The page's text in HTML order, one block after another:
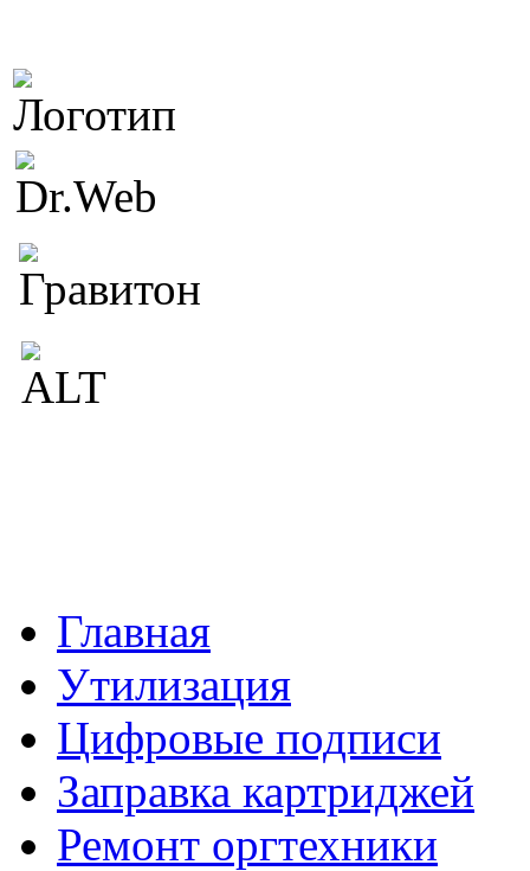
Главная
Утилизация
Цифровые подписи
Заправка картриджей
Ремонт оргтехники